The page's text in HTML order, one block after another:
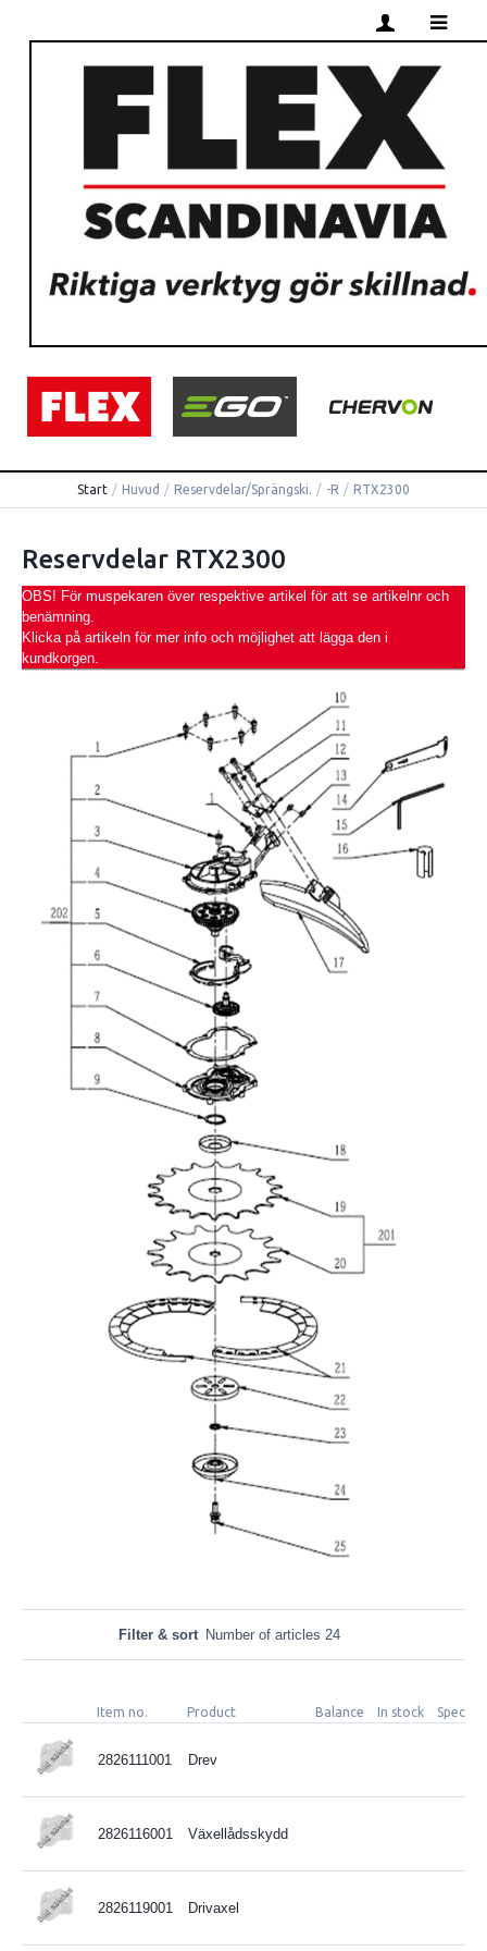
Start / Huvud / Reservdelar/Sprängski. / -R / RTX2300
Reservdelar RTX2300
OBS! För muspekaren över respektive artikel för att se artikelnr och
benämning.
Klicka på artikeln för mer info och möjlighet att lägga den i
kundkorgen.
Filter & sort Number of articles 24
Item no. Product Balance In stock Spec-
2826111001 Drev
2826116001 Växellådsskydd
2826119001 Drivaxel